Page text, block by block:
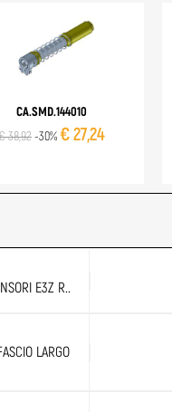
CA.SMD.144010
38,92-30%€ 27,24
E3Z R..
LARGO